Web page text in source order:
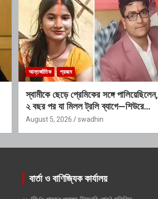
আন্তর্জাতিক প্রচ্ছদ
স্বামীকে ছেড়ে প্রেমিকের সঙ্গে পালিয়েছিলেন,
২ বছর পর যা মিলল ট্রলি ব্যাগে—শিউরে
উঠছে সবাই
August 5, 2026 swadhin
বার্তা ও বাণিজ্যিক কার্যালয়